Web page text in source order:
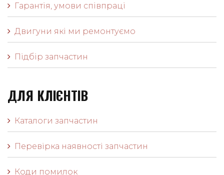
Гарантія, умови співпраці
Двигуни які ми ремонтуємо
Підбір запчастин
ДЛЯ КЛІЄНТІВ
Каталоги запчастин
Перевірка наявності запчастин
Коди помилок